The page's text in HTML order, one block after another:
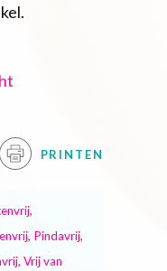
PRINTEN
Pindavrij,
Vrij van